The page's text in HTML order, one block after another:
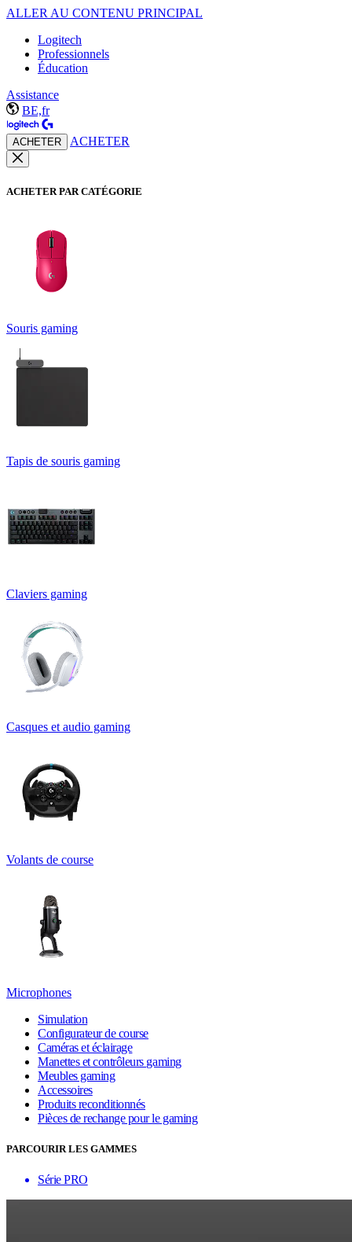
ALLER AU CONTENU PRINCIPAL
Logitech
Professionnels
Éducation
Assistance
BE,fr
ACHETER ACHETER
ACHETER PAR CATÉGORIE
Souris gaming
Tapis de souris gaming
Claviers gaming
Casques et audio gaming
Volants de course
Microphones
Simulation
Configurateur de course
Caméras et éclairage
Manettes et contrôleurs gaming
Meubles gaming
Accessoires
Produits reconditionnés
Pièces de rechange pour le gaming
PARCOURIR LES GAMMES
Série PRO